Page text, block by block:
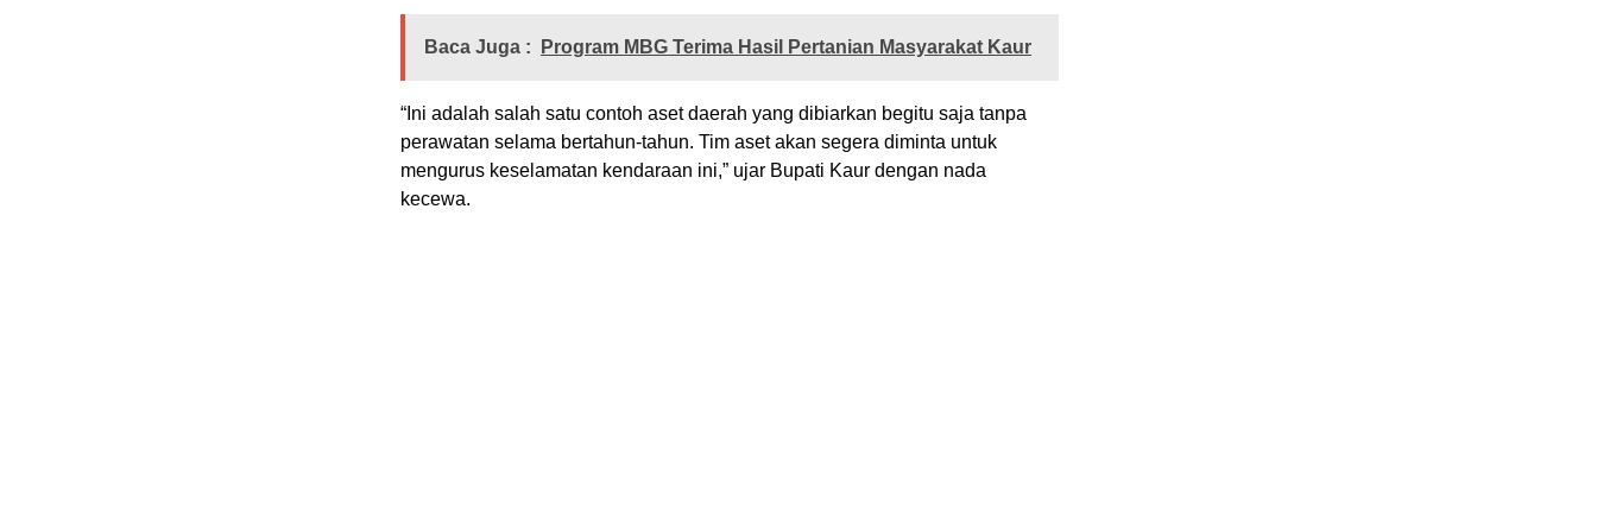
Baca Juga : Program MBG Terima Hasil Pertanian Masyarakat Kaur
“Ini adalah salah satu contoh aset daerah yang dibiarkan begitu saja tanpa
perawatan selama bertahun-tahun. Tim aset akan segera diminta untuk
mengurus keselamatan kendaraan ini,” ujar Bupati Kaur dengan nada
kecewa.